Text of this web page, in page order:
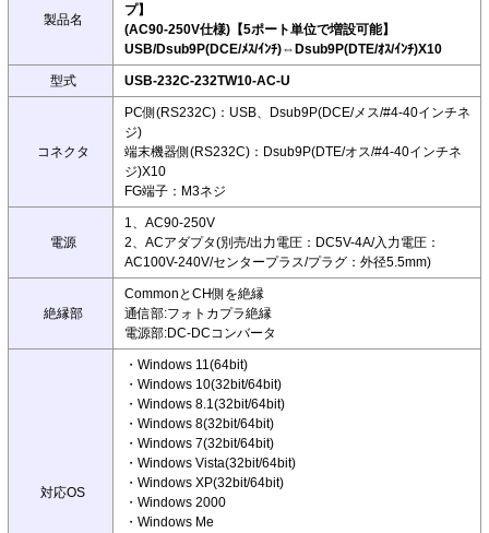
製品名
プ】
(AC90-250V仕様)【5ポート単位で増設可能】
USB/Dsub9P(DCE/ﾒｽ/ｲﾝﾁ)⇔Dsub9P(DTE/ｵｽ/ｲﾝﾁ)X10
型式 USB-232C-232TW10-AC-U
コネクタ
PC側(RS232C)：USB、Dsub9P(DCE/メス/#4-40インチネ
ジ)
端末機器側(RS232C)：Dsub9P(DTE/オス/#4-40インチネ
ジ)X10
FG端子：M3ネジ
電源
1、AC90-250V
2、ACアダプタ(別売/出力電圧：DC5V-4A/入力電圧：
AC100V-240V/センタープラス/プラグ：外径5.5mm)
絶縁部
CommonとCH側を絶縁
通信部:フォトカプラ絶縁
電源部:DC-DCコンバータ
対応OS
・Windows 11(64bit)
・Windows 10(32bit/64bit)
・Windows 8.1(32bit/64bit)
・Windows 8(32bit/64bit)
・Windows 7(32bit/64bit)
・Windows Vista(32bit/64bit)
・Windows XP(32bit/64bit)
・Windows 2000
・Windows Me